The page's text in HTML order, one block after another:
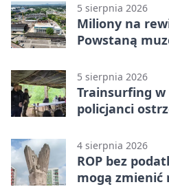
5 sierpnia 2026
Miliony na
Powstaną
5 sierpnia 2026
Trainsurfing w
policjanci
4 sierpnia 2026
ROP bez
mogą zmienić